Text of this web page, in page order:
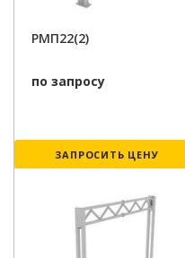
РМП22(2)
по запросу
ЗАПРОСИТЬ ЦЕНУ